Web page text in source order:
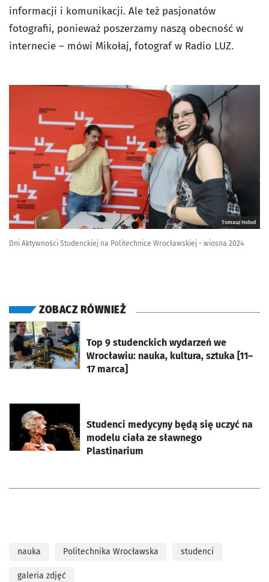
informacji i komunikacji. Ale też pasjonatów
fotografii, ponieważ poszerzamy naszą obecność w
internecie – mówi Mikołaj, fotograf w Radio LUZ.
Tomasz Hołod
Dni Aktywności Studenckiej na Politechnice Wrocławskiej - wiosna 2024
ZOBACZ RÓWNIEŻ
Top 9 studenckich wydarzeń we
Wrocławiu: nauka, kultura, sztuka [11–
17 marca]
otworzy się w nowej karcie
Studenci medycyny będą się uczyć na
modelu ciała ze sławnego
Plastinarium
otworzy się w nowej karcie
nauka Politechnika Wrocławska studenci
galeria zdjęć